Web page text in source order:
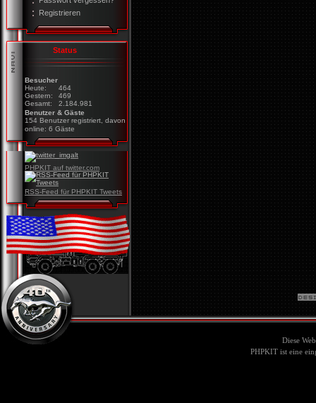
Registrieren
Status
Besucher
Heute:
464
Gestern:
469
Gesamt:
2.184.981
Benutzer & Gäste
154 Benutzer registriert, davon
online: 6 Gäste
PHPKIT auf twitter.com
RSS-Feed für PHPKIT Tweets
Diese
PHPKIT ist eine